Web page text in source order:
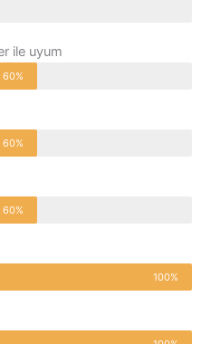
ile uyum
60%
60%
60%
100%